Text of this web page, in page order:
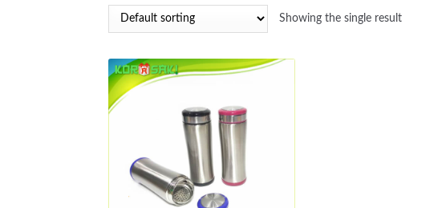
Showing the single result